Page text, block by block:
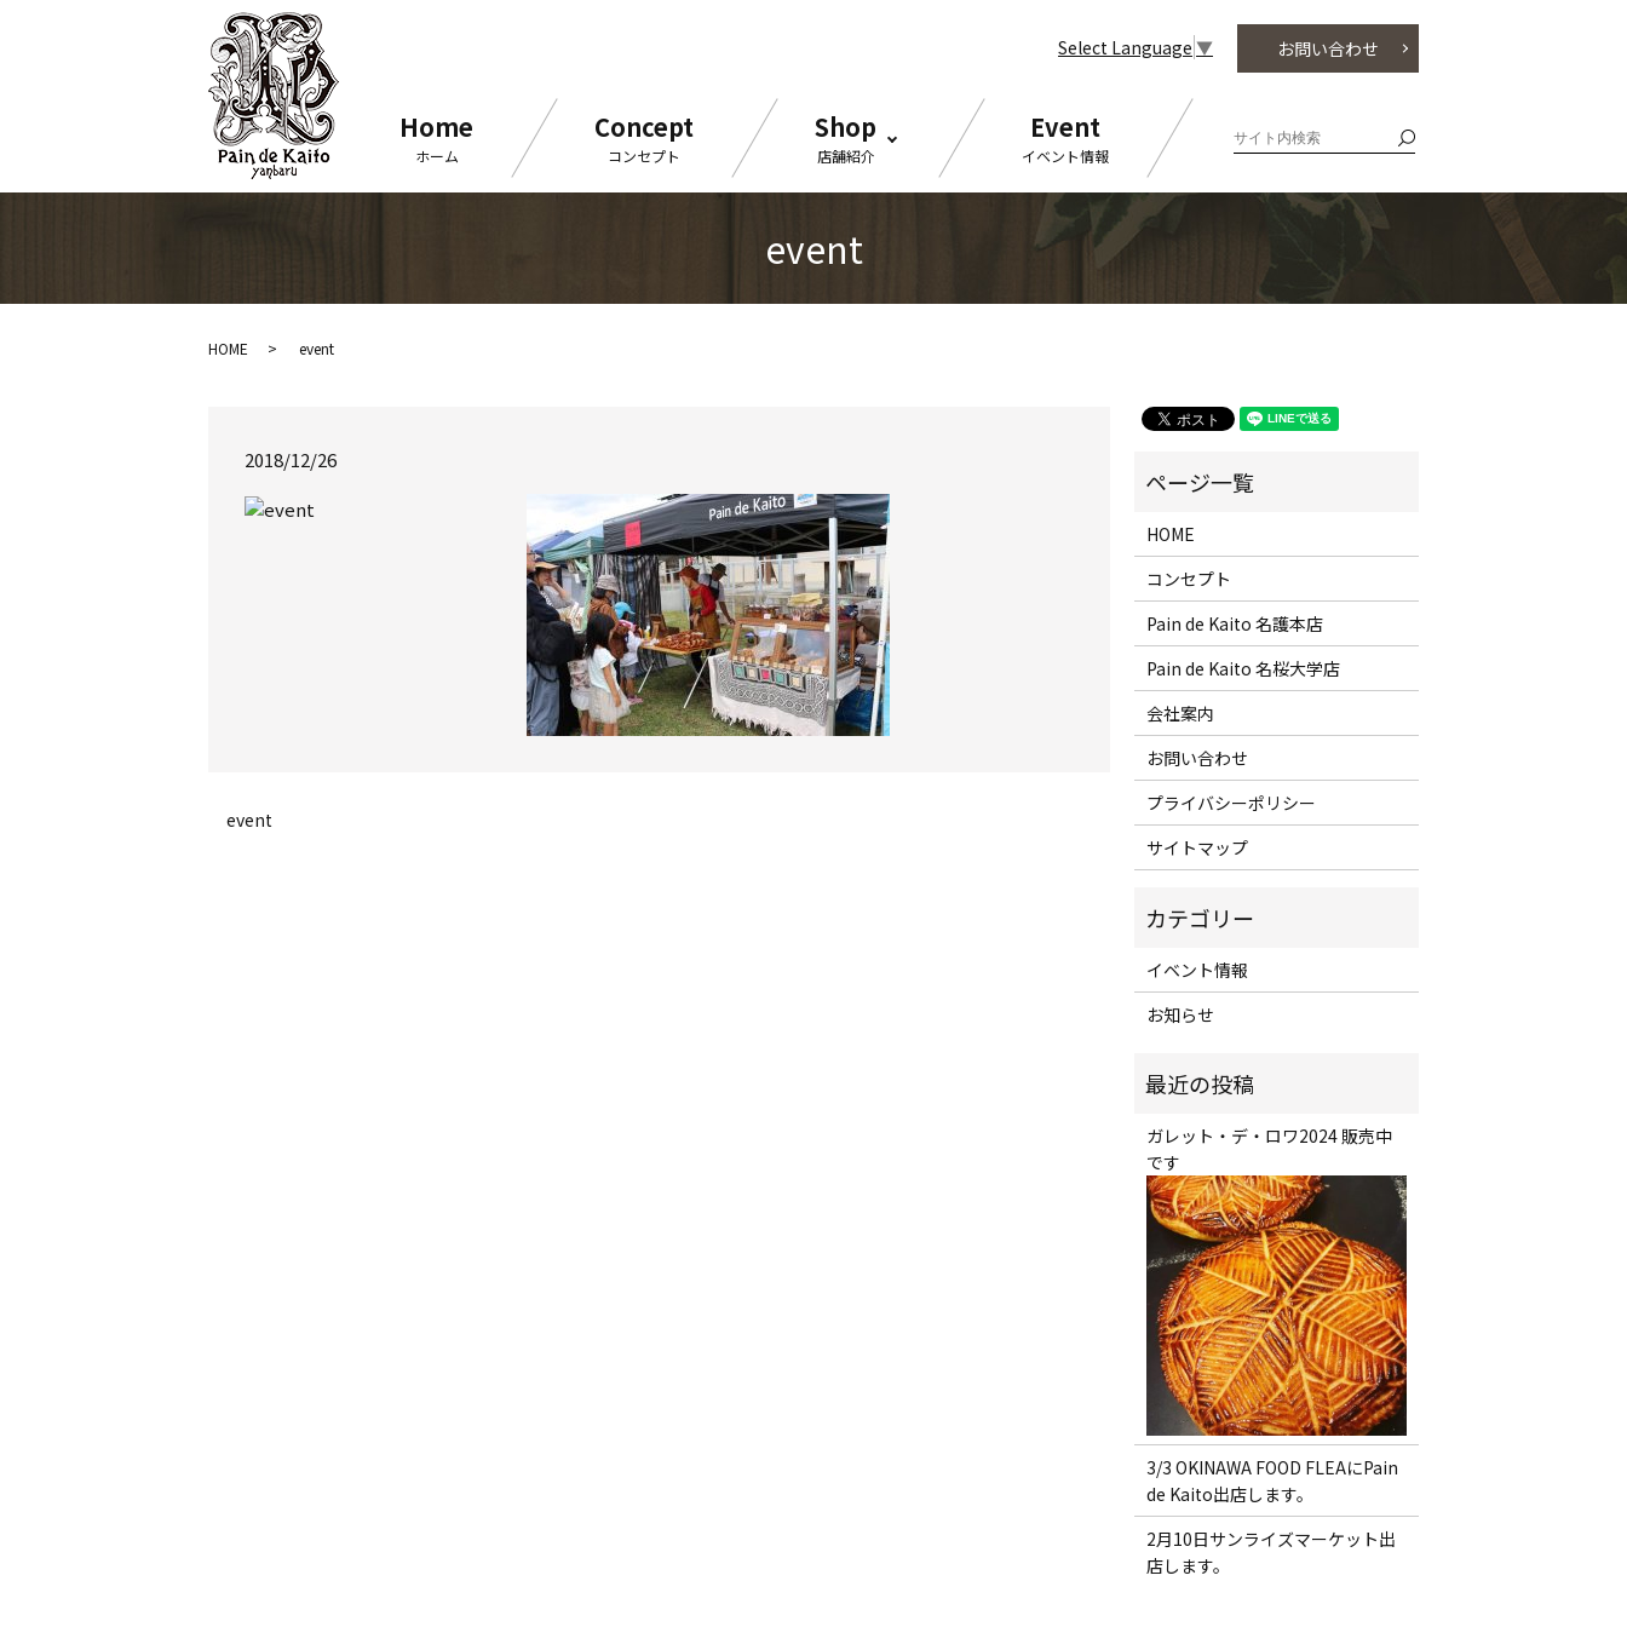
Select Language ▼
Home
ホーム
Concept
コンセプト
Shop
店舗紹介
Event
イベント情報
お問い合わせ
event
HOME event
2018/12/26
event
HOME
コンセプト
Pain de Kaito 名護本店
Pain de Kaito 名桜大学店
会社案内
お問い合わせ
プライバシーポリシー
サイトマップ
イベント情報
お知らせ
ガレット・デ・ロワ2024 販売中
です
3/3 OKINAWA FOOD FLEAにPain
de Kaito出店します。
2月10日サンライズマーケット出
店します。